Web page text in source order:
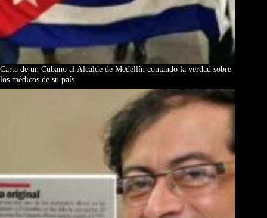
Carta de un Cubano al Alcalde de Medellín contando la verdad sobre
los médicos de su país